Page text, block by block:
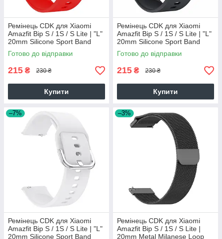
Ремінець CDK для Xiaomi
Amazfit Bip S / 1S / S Lite | "L"
20mm Silicone Sport Band
Classic (09651) (red)
Готово до відправки
215 ₴ 230 ₴
Купити
Ремінець CDK для Xiaomi
Amazfit Bip S / 1S / S Lite | "L"
20mm Silicone Sport Band
Classic (09651) (black)
Готово до відправки
215 ₴ 230 ₴
Купити
–7%
Ремінець CDK для Xiaomi
Amazfit Bip S / 1S / S Lite | "L"
20mm Silicone Sport Band
–3%
Ремінець CDK для Xiaomi
Amazfit Bip S / 1S / S Lite |
20mm Metal Milanese Loop